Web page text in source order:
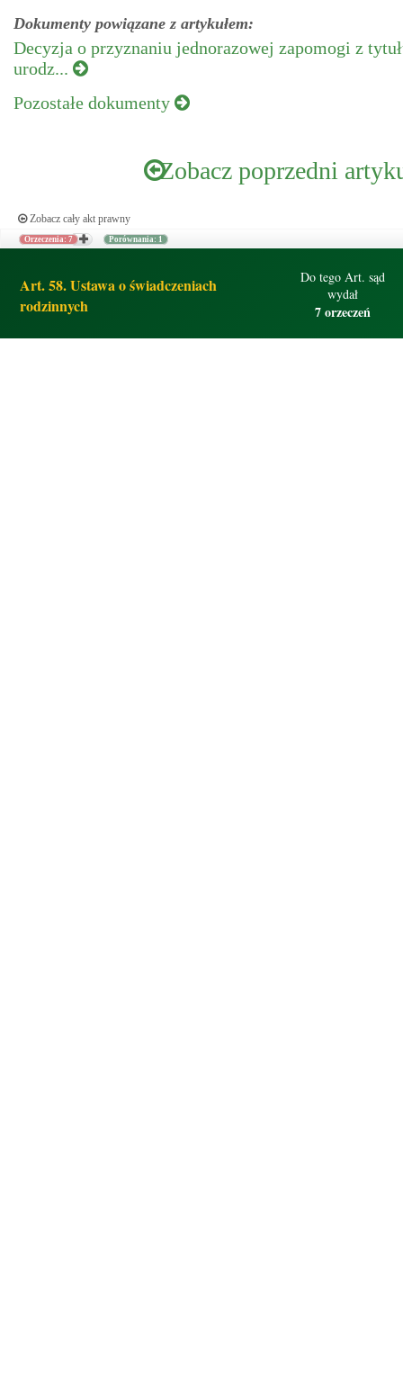
Dokumenty powiązane z artykułem:
Decyzja o przyznaniu jednorazowej zapomogi z
urodz...
Pozostałe dokumenty
Zobacz poprzedni
Zobacz cały akt prawny
Orzeczenia: 7 Porównania: 1
Art. 58. Ustawa o świadczeniach
rodzinnych
Do tego Art. sąd
wydał
7 orzeczeń